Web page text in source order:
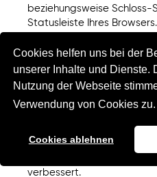
Cookies helfen uns bei der
unserer Inhalte und Dienste.
Nutzung der Webseite
Verwendung von Cookies zu.
Cookies ablehnen
beziehungsweise Schloss-
Statusleiste Ihres Browsers.
Wir bedienen uns im
und organisatorischer
um Ihre Daten gegen
Manipulationen, teilweisen
Zugriff Dritter zu schützen.
Sicherheitsmaßnahmen
verbessert.